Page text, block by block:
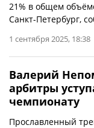
21% в общем
Санкт-Петербург,
1 сентября 2025, 18:38
Валерий
арбитры
чемпионату
Прославленный